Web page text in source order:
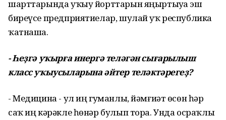
шарттарында уҡыу йорттарын яңыртыуҙа эш
биреүсе предприятиелар, шулай уҡ республика
ҡатнаша.
- Һеҙгә уҡырға инергә теләгән сығарылыш
класс уҡыусыларына әйтер теләктәрегеҙ?
- Медицина - ул иң гуманлы, йәмғиәт өсөн һәр
саҡ иң кәрәкле һөнәр булып тора. Унда осраҡлы